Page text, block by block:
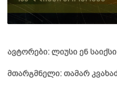
ავტორები: ლიუსი ენ
მთარგმნელი: თამარ